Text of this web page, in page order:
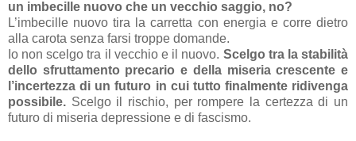
un imbecille nuovo che un vecchio saggio, no?
L’imbecille nuovo tira la carretta con energia e corre dietro
alla carota senza farsi troppe domande.
Io non scelgo tra il vecchio e il nuovo. Scelgo tra la stabilità
dello sfruttamento precario e della miseria crescente e
l’incertezza di un futuro in cui tutto finalmente ridivenga
possibile. Scelgo il rischio, per rompere la certezza di un
futuro di miseria depressione e di fascismo.